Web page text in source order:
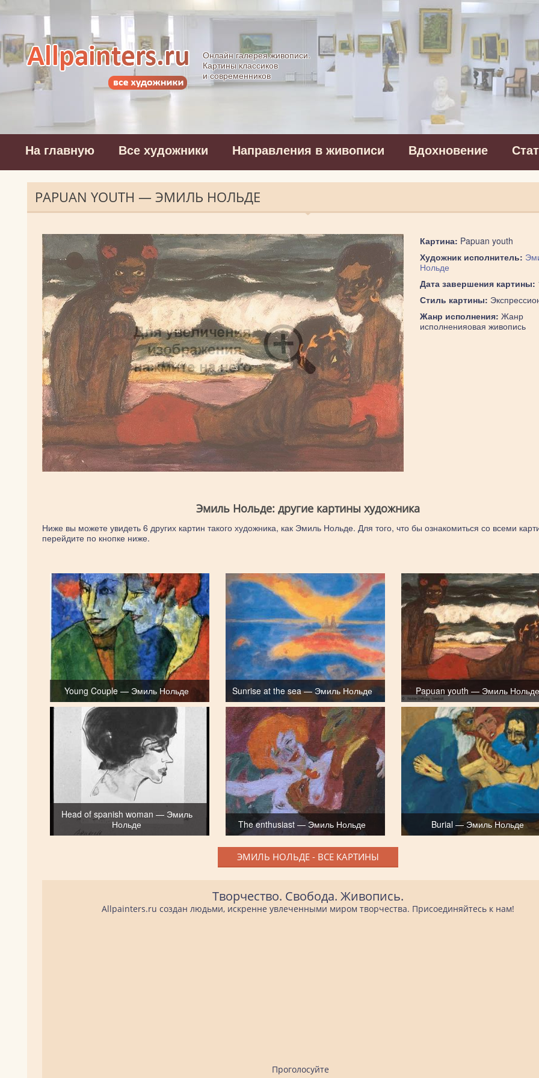
Allpainters.ru - картинная галерея
Онлайн галерея живописи.
Картины классиков
и современников
На главную Все художники Направления в живописи Вдохновение
PAPUAN YOUTH — ЭМИЛЬ НОЛЬДЕ
Картина: Papuan youth
Художник исполнитель:
Нольде
Дата завершения картины:
Стиль картины:
Жанр исполнения: Жанр
исполненияовая живопись
Эмиль Нольде: другие картины художника
Ниже вы можете увидеть 6 других картин такого художника, как Эмиль Нольде. Для того, что бы ознакомиться со всеми
перейдите по кнопке ниже.
Young Couple — Эмиль Нольде Sunrise at the sea — Эмиль Нольде Papuan youth — Эмиль Нольде
Head of spanish woman — Эмиль
Нольде
The enthusiast — Эмиль Нольде Burial — Эмиль Нольде
ЭМИЛЬ НОЛЬДЕ - ВСЕ КАРТИНЫ
Творчество. Свобода. Живопись.
Allpainters.ru создан людьми, искренне увлеченными миром творчества. Присоединяйтесь к нам!
Проголосуйте